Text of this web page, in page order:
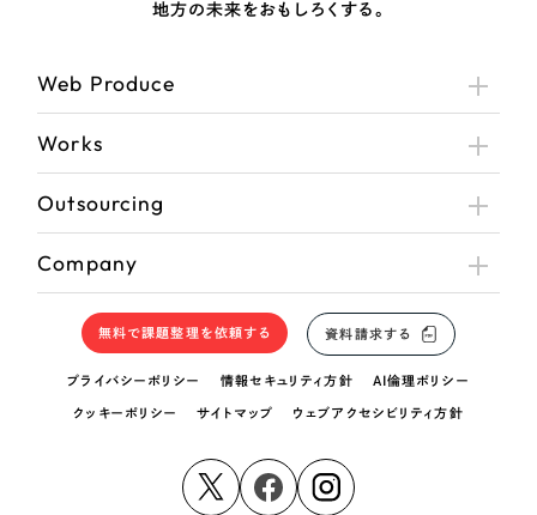
地方の未来をおもしろくする。
Web Produce
Works
Outsourcing
Company
無料で課題整理を依頼する 資料請求する
プライバシーポリシー 情報セキュリティ方針 AI倫理ポリシー
クッキーポリシー サイトマップ ウェブアクセシビリティ方針